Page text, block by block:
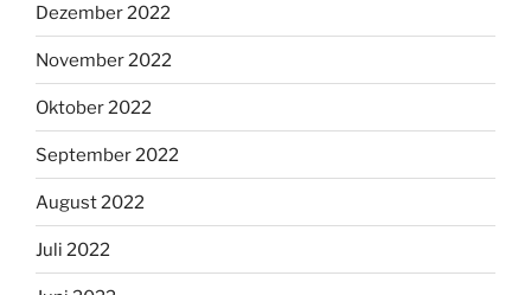
Dezember 2022
November 2022
Oktober 2022
September 2022
August 2022
Juli 2022